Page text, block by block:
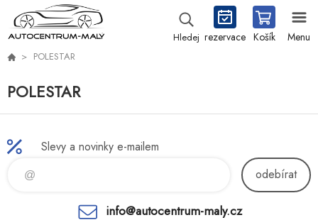
Hledej rezervace Košík Menu
POLESTAR
POLESTAR
Slevy a novinky e-mailem
odebírat
info@autocentrum-maly.cz